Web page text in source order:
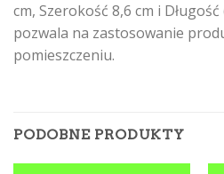
cm, Szerokość 8,6 cm i Długość
pozwala na zastosowanie
pomieszczeniu.
PODOBNE PRODUKTY